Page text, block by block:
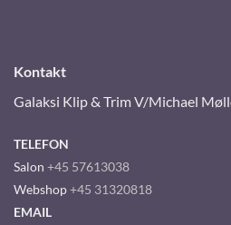
Kontakt
Galaksi Klip & Trim V/Michael
TELEFON
Salon +45 57613038
Webshop+45 31320818
EMAIL